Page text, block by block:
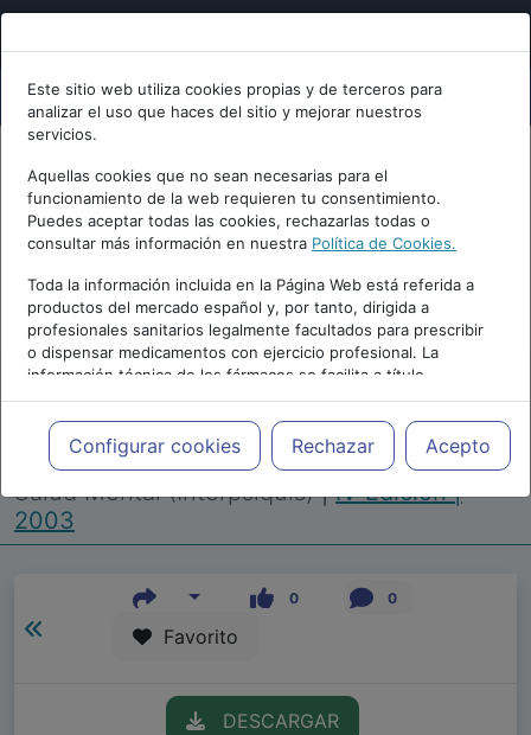
Este sitio web utiliza cookies propias y de terceros para
analizar el uso que haces del sitio y mejorar nuestros
servicios.
Aquellas cookies que no sean necesarias para el
funcionamiento de la web requieren tu consentimiento.
Puedes aceptar todas las cookies, rechazarlas todas o
consultar más información en nuestra Política de Cookies.
Toda la información incluida en la Página Web está referida a
productos del mercado español y, por tanto, dirigida a
profesionales sanitarios legalmente facultados para prescribir
o dispensar medicamentos con ejercicio profesional. La
información técnica de los fármacos se facilita a título
meramente informativo, siendo responsabilidad de los
profesionales facultados prescribir medicamentos y decidir, en
cada caso concreto, el tratamiento más adecuado a las
necesidades del paciente.
Configurar cookies Rechazar Acepto
Repositorio de Artículos |Congreso Virtual
Internacional de Psiquiatría, Psicología y
Salud Mental (Interpsiquis)|IV Edición |
2003
0 0
Favorito
DESCARGAR